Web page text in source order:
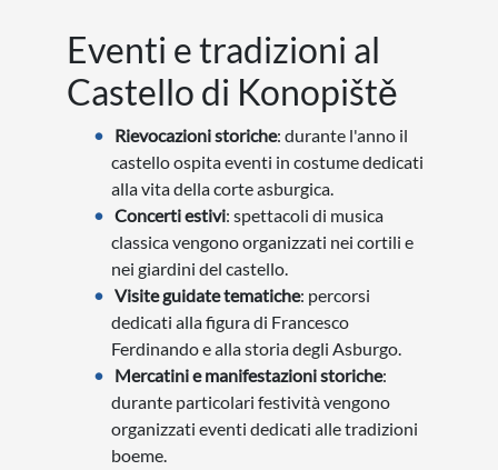
Eventi e tradizioni al
Castello di Konopiště
Rievocazioni storiche: durante l'anno il
castello ospita eventi in costume dedicati
alla vita della corte asburgica.
Concerti estivi: spettacoli di musica
classica vengono organizzati nei cortili e
nei giardini del castello.
Visite guidate tematiche: percorsi
dedicati alla figura di Francesco
Ferdinando e alla storia degli Asburgo.
Mercatini e manifestazioni storiche:
durante particolari festività vengono
organizzati eventi dedicati alle tradizioni
boeme.